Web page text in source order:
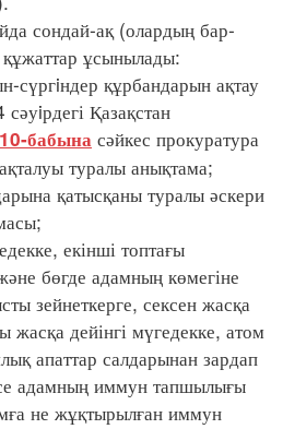
сондай-ақ (олардың бар-
ұсынылады:
құрбандарын ақтау
Қазақстан
10-бабына сәйкес прокуратура
туралы анықтама;
қатысқаны туралы әскери
екінші топтағы
бөгде адамның көмегіне
зейнеткерге, сексен жасқа
жасқа дейінгі мүгедекке, атом
апаттар салдарынан зардап
адамның иммун тапшылығы
не жұқтырылған иммун